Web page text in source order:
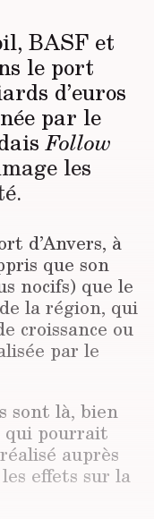
BASF et
le port
d’euros
par le
Follow
les
d’Anvers, à
que son
nocifs) que le
la région, qui
croissance ou
par le
sont là, bien
qui pourrait
auprès
effets sur la